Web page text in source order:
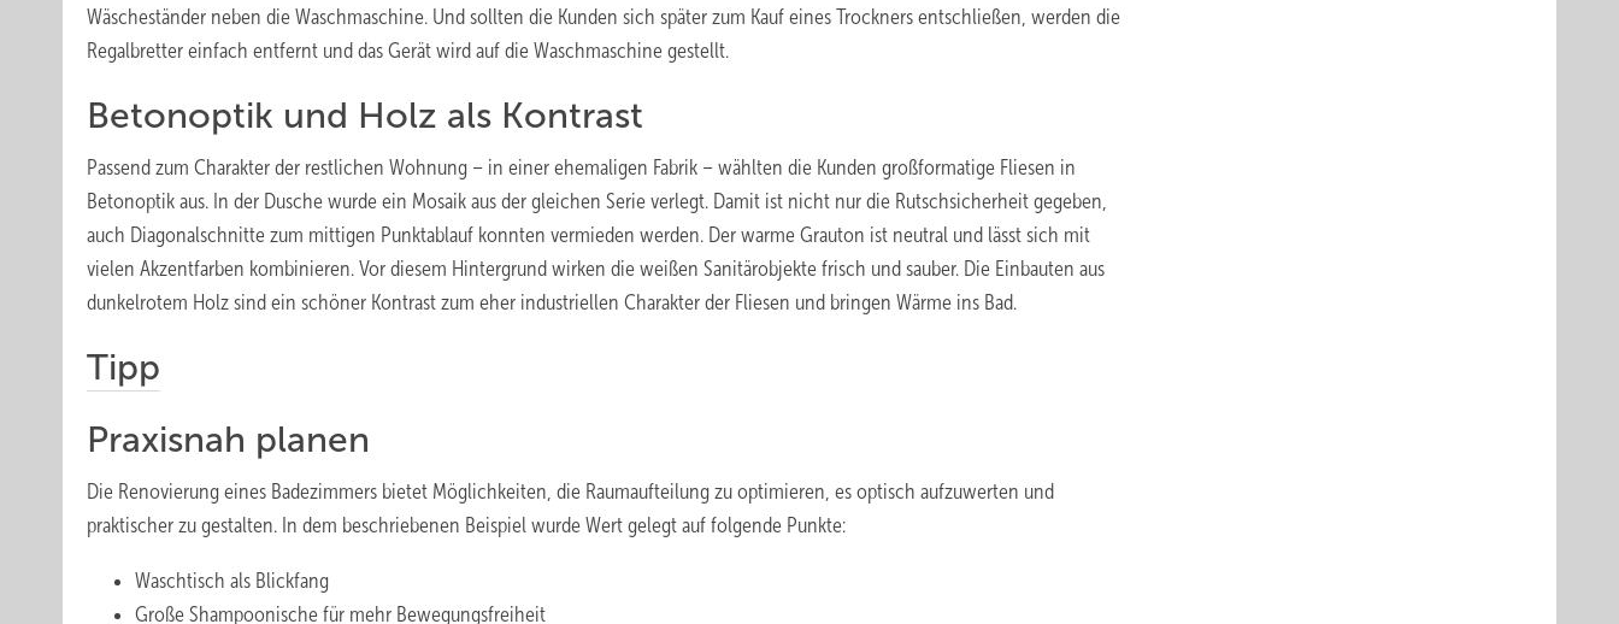
Wäscheständer neben die Waschmaschine. Und sollten die Kunden sich später zum Kauf eines Trockners entschließen, werden die
Regalbretter einfach entfernt und das Gerät wird auf die Waschmaschine gestellt.
Betonoptik und Holz als Kontrast
Passend zum Charakter der restlichen Wohnung – in einer ehemaligen Fabrik – wählten die Kunden großformatige Fliesen in
Betonoptik aus. In der Dusche wurde ein Mosaik aus der gleichen Serie verlegt. Damit ist nicht nur die Rutschsicherheit gegeben,
auch Diagonalschnitte zum mittigen Punktablauf konnten vermieden werden. Der warme Grauton ist neutral und lässt sich mit
vielen Akzentfarben kombinieren. Vor diesem Hintergrund wirken die weißen Sanitärobjekte frisch und sauber. Die Einbauten aus
dunkelrotem Holz sind ein schöner Kontrast zum eher industriellen Charakter der Fliesen und bringen Wärme ins Bad.
Tipp
Praxisnah planen
Die Renovierung eines Badezimmers bietet Möglichkeiten, die Raumaufteilung zu optimieren, es optisch aufzuwerten und
praktischer zu gestalten. In dem beschriebenen Beispiel wurde Wert gelegt auf folgende Punkte:
Waschtisch als Blickfang
Große Shampoonische für mehr Bewegungsfreiheit